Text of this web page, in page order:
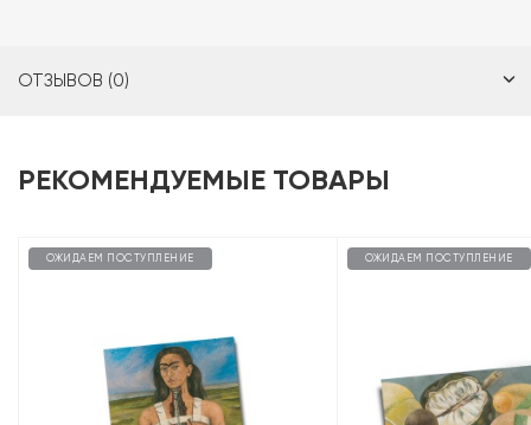
ОТЗЫВОВ (0)
РЕКОМЕНДУЕМЫЕ ТОВАРЫ
ОЖИДАЕМ ПОСТУПЛЕНИЕ ОЖИДАЕМ ПОСТУПЛЕНИЕ